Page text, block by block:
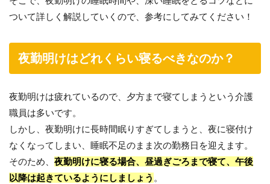
ついて詳しく解説していくので、参考にしてみてください！
夜勤明けはどれくらい寝るべきなのか？
夜勤明けは疲れているので、夕方まで寝てしまうという介護
職員は多いです。
しかし、夜勤明けに長時間眠りすぎてしまうと、夜に寝付け
なくなってしまい、睡眠不足のまま次の勤務日を迎えます。
そのため、 夜勤明けに寝る場合、昼過ぎごろまで寝て、午後
以降は起きているようにしましょう 。